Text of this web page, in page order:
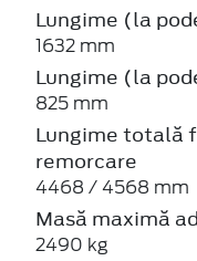
Lungime (la
1632 mm
Lungime (la
825 mm
Lungime totală
remorcare
4468 / 4568 mm
Masă maximă
2490 kg